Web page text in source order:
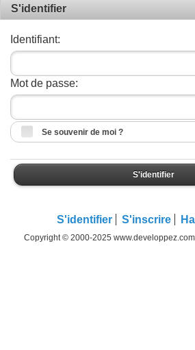
S'identifier
Identifiant:
Mot de passe:
Se souvenir de moi ?
S'identifier
S'identifier S'inscrire
Copyright © 2000-2025